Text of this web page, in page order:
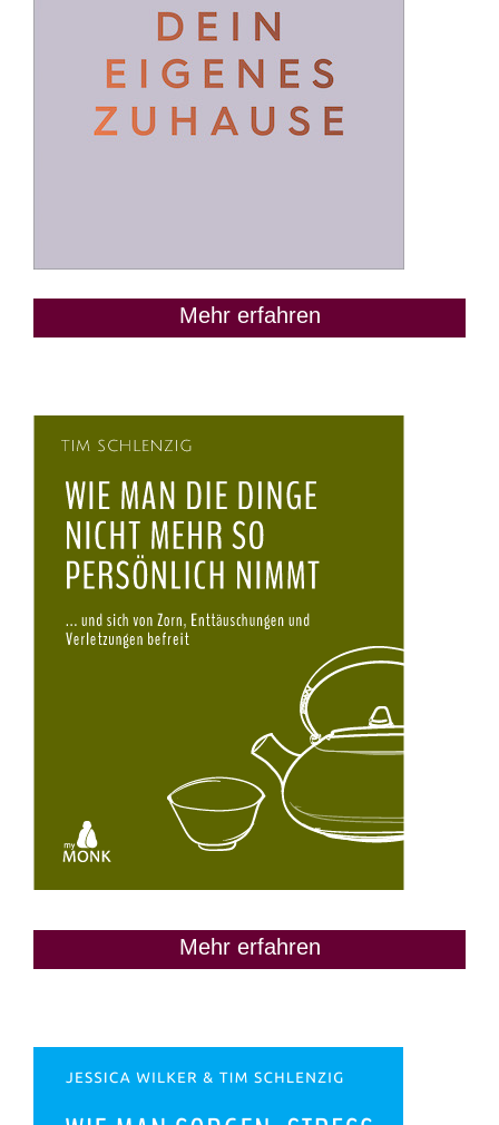
Mehr erfahren
Mehr erfahren